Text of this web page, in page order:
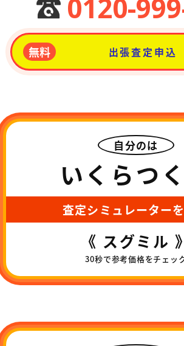
0120-
無料 出張査定申込
自分のは
いくらつ
査定シミュレーター
《 スグミル 》
30秒で参考価格をチェッ